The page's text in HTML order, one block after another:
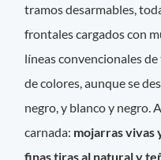
tramos desarmables,
frontales cargados con
líneas convencionales
de colores, aunque se
negro, y blanco y negro.
carnada: mojarras vivas
finas tiras al natural y